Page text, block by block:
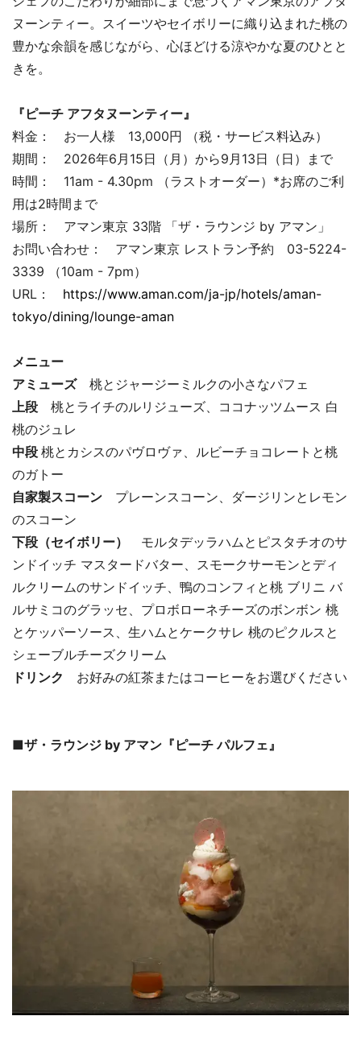
ヌーンティー。スイーツやセイボリーに織り込まれた桃の
豊かな余韻を感じながら、心ほどける涼やかな夏のひとと
きを。
『ピーチ アフタヌーンティー』
料金： お一人様 13,000円 （税・サービス料込み）
期間： 2026年6月15日（月）から9月13日（日）まで
時間： 11am - 4.30pm （ラストオーダー）*お席のご利
用は2時間まで
場所： アマン東京 33階 「ザ・ラウンジ by アマン」
お問い合わせ： アマン東京 レストラン予約 03-5224-
3339 （10am - 7pm）
URL： https://www.aman.com/ja-jp/hotels/aman-
tokyo/dining/lounge-aman
メニュー
アミューズ 桃とジャージーミルクの小さなパフェ
上段 桃とライチのルリジューズ、ココナッツムース 白
桃のジュレ
中段 桃とカシスのパヴロヴァ、ルビーチョコレートと桃
のガトー
自家製スコーン プレーンスコーン、ダージリンとレモン
のスコーン
下段（セイボリー） モルタデッラハムとピスタチオのサ
ンドイッチ マスタードバター、スモークサーモンとディ
ルクリームのサンドイッチ、鴨のコンフィと桃 ブリニ バ
ルサミコのグラッセ、プロボローネチーズのボンボン 桃
とケッパーソース、生ハムとケークサレ 桃のピクルスと
シェーブルチーズクリーム
ドリンク お好みの紅茶またはコーヒーをお選びください
■ザ・ラウンジ by アマン『ピーチ パルフェ』